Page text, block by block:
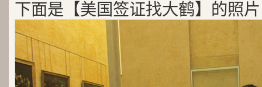
下面是【美国签证找大鹤】的照片